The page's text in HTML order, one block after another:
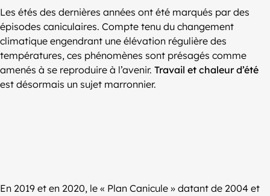
Les étés des dernières années ont été marqués par des
épisodes caniculaires. Compte tenu du changement
climatique engendrant une élévation régulière des
températures, ces phénomènes sont présagés comme
amenés à se reproduire à l’avenir. Travail et chaleur d’été
est désormais un sujet marronnier.
En 2019 et en 2020, le « Plan Canicule » datant de 2004 et